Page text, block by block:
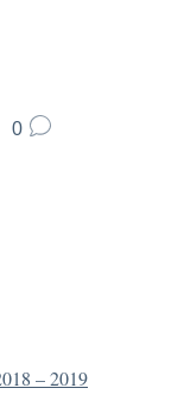
0
– 2019